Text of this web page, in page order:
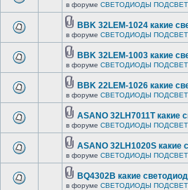
в форуме СВЕТОДИОДЫ
BBK 32LEM-1024 какие
в форуме СВЕТОДИОДЫ
BBK 32LEM-1003 какие
в форуме СВЕТОДИОДЫ
BBK 22LEM-1026 какие
в форуме СВЕТОДИОДЫ
ASANO 32LH7011T какие
в форуме СВЕТОДИОДЫ
ASANO 32LH1020S какие
в форуме СВЕТОДИОДЫ
BQ4302B какие
в форуме СВЕТОДИОДЫ